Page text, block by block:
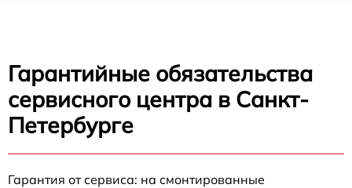
Гарантийные обязательства
сервисного центра в Санкт-
Петербурге
Гарантия от сервиса: на смонтированные